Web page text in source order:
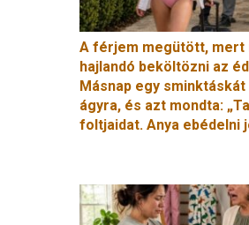
A férjem megütött, mert
hajlandó beköltözni az
Másnap egy
ágyra, és azt mondta:
foltjaidat. Anya ebédelni